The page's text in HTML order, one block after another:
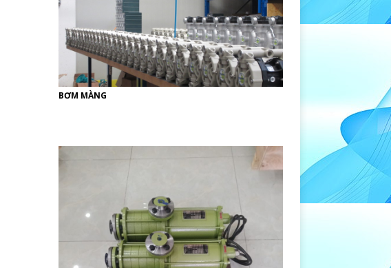
BƠM MÀNG